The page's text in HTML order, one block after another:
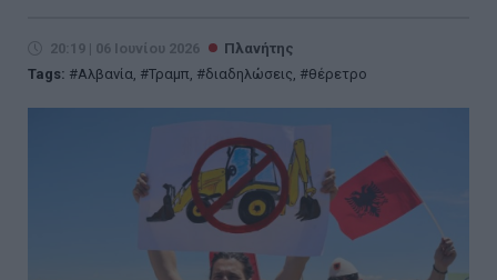
20:19 | 06 Ιουνίου 2026
Πλανήτης
Tags:
Αλβανία, Τραμπ, διαδηλώσεις, θέρετρο